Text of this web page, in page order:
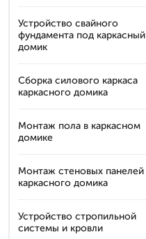
Устройство свайного
фундамента под каркасный
домик
Сборка силового каркаса
каркасного домика
Монтаж пола в каркасном
домике
Монтаж стеновых панелей
каркасного домика
Устройство стропильной
системы и кровли